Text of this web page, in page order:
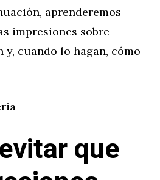
aprenderemos
impresiones sobre
y, cuando lo hagan, cómo
que